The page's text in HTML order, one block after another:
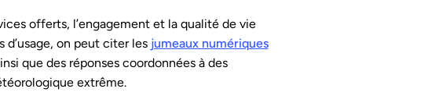
offerts, l’engagement et la qualité de vie
d’usage, on peut citer les jumeaux numériques
que des réponses coordonnées à des
extrême.